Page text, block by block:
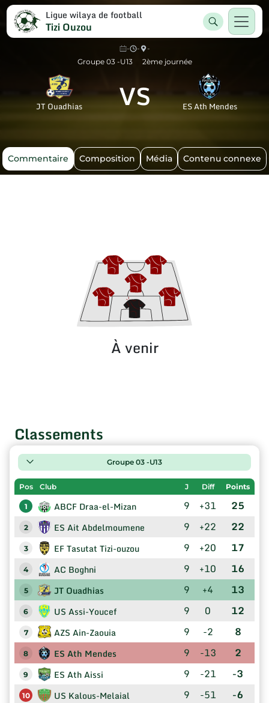
Ligue wilaya de football
Tizi Ouzou
- -
-
Groupe 03 -U13
2ème journée
JT Ouadhias VS ES Ath Mendes
Commentaire Composition Média Contenu connexe
À venir
Classements
Groupe 03 -U13
Pos Club J Diff Points
1 ABCF Draa-el-Mizan 9 +31 25
2 ES Ait Abdelmoumene 9 +22 22
3 EF Tasutat Tizi-ouzou 9 +20 17
4 AC Boghni 9 +10 16
5 JT Ouadhias 9 +4 13
6 US Assi-Youcef 9 0 12
7 AZS Ain-Zaouia 9 -2 8
8 ES Ath Mendes 9 -13 2
9 ES Ath Aissi 9 -21 -3
10 US Kalous-Melaial 9 -51 -6